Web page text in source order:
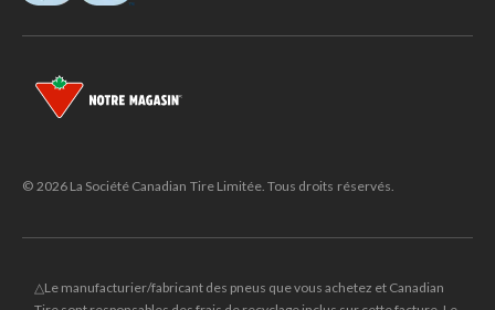
© 2026 La Société Canadian Tire Limitée. Tous droits réservés.
△Le manufacturier/fabricant des pneus que vous achetez et Canadian